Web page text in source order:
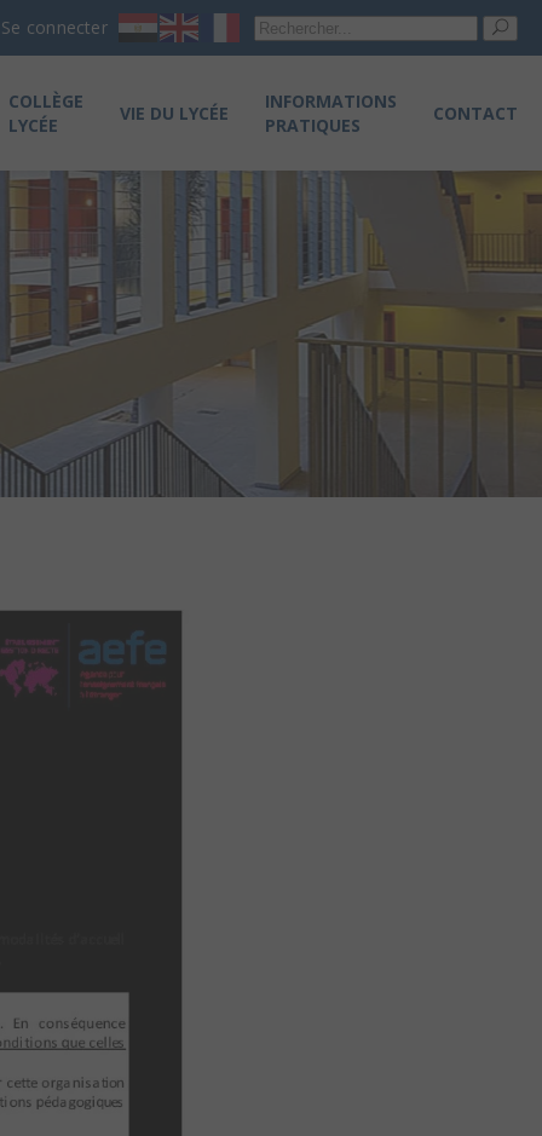
Se connecter
COLLÈGE
LYCÉE
VIE DU LYCÉE
INFORMATIONS
PRATIQUES
CONTACT